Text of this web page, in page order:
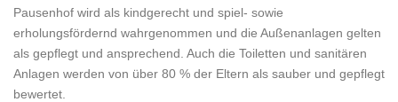
Pausenhof wird als kindgerecht und spiel- sowie
erholungsfördernd wahrgenommen und die Außenanlagen gelten
als gepflegt und ansprechend. Auch die Toiletten und sanitären
Anlagen werden von über 80 % der Eltern als sauber und gepflegt
bewertet.